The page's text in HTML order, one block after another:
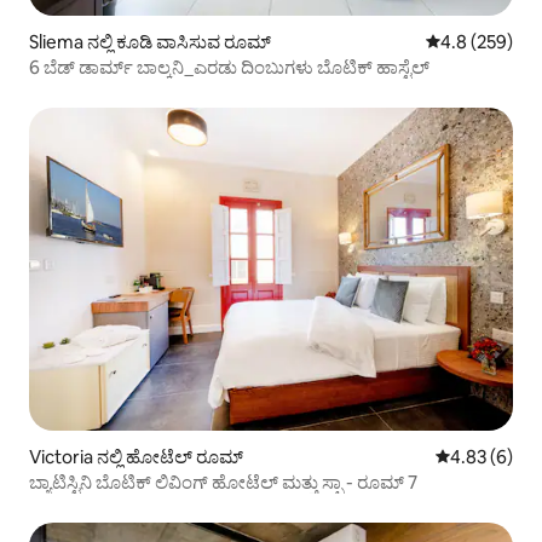
Sliema ನಲ್ಲಿ ಕೂಡಿ ವಾಸಿಸುವ ರೂಮ್ 5 ರಲ್ಲಿ 4.8
4.8 (259)
6 ಬೆಡ್ ಡಾರ್ಮ್ ಬಾಲ್ಕನಿ_ಎರಡು ದಿಂಬುಗಳು ಬೊಟಿಕ್ ಹಾಸ್ಟೆಲ್
Victoria ನಲ್ಲಿ ಹೋಟೆಲ್ ರೂಮ್ 5 ರಲ್ಲಿ 4.83
4.83 (6)
ಬ್ಯಾಟಿಸ್ಟಿನಿ ಬೊಟಿಕ್ ಲಿವಿಂಗ್ ಹೋಟೆಲ್ ಮತ್ತು ಸ್ಪಾ - ರೂಮ್ 7